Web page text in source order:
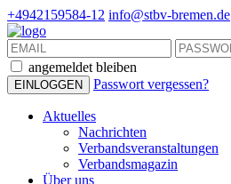
+4942159584-12 info@stbv-bremen.de
angemeldet bleiben
Passwort vergessen?
Aktuelles
Nachrichten
Verbandsveranstaltungen
Verbandsmagazin
Über uns